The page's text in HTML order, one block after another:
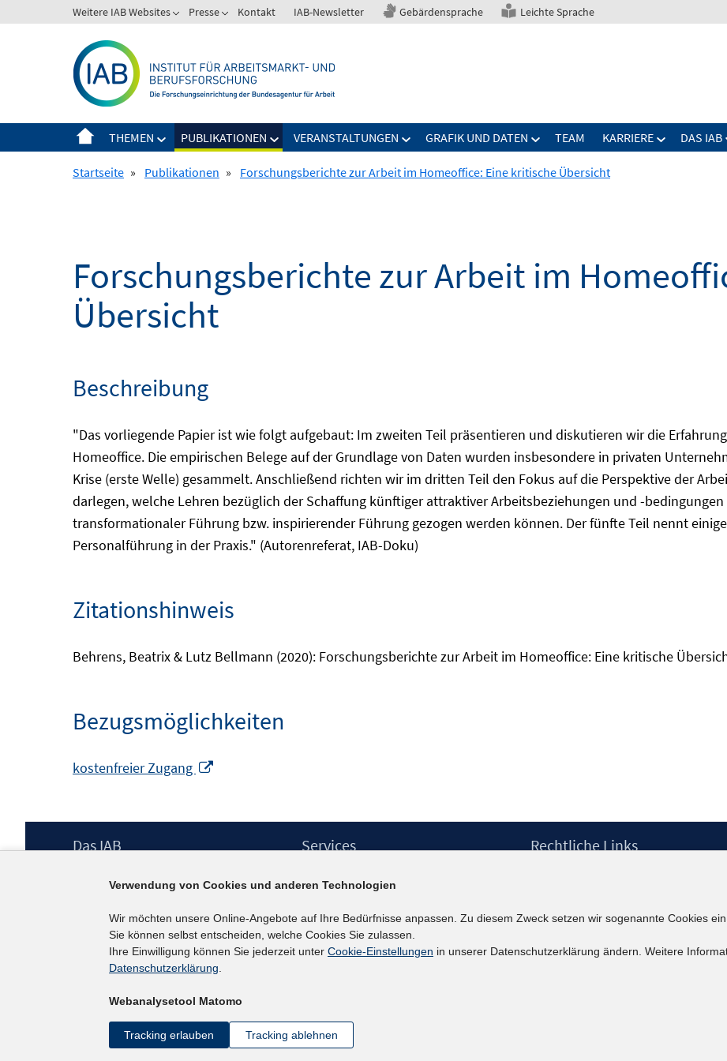
zum
Weitere IAB Websites Presse Kontakt IAB-Newsletter Gebärdensprache Leichte Sprache
THEMEN PUBLIKATIONEN VERANSTALTUNGEN GRAFIK UND DATEN TEAM KARRIERE DAS IAB
Startseite » Publikationen » Forschungsberichte zur Arbeit im Homeoffice: Eine kritische Übersicht
Forschungsberichte zur Arbeit im
Übersicht
Beschreibung
"Das vorliegende Papier ist wie folgt aufgebaut: Im zweiten Teil präsentieren und diskutieren wir die
Homeoffice. Die empirischen Belege auf der Grundlage von Daten wurden insbesondere in privaten
Krise (erste Welle) gesammelt. Anschließend richten wir im dritten Teil den Fokus auf die Perspektive der
darlegen, welche Lehren bezüglich der Schaffung künftiger attraktiver Arbeitsbeziehungen und -
transformationaler Führung bzw. inspirierender Führung gezogen werden können. Der fünfte Teil nennt
Personalführung in der Praxis." (Autorenreferat, IAB-Doku)
Zitationshinweis
Behrens, Beatrix & Lutz Bellmann (2020): Forschungsberichte zur Arbeit im Homeoffice: Eine kritische
Bezugsmöglichkeiten
kostenfreier Zugang
Footer
Das IAB
Berufsforschung (IAB) – unser Leitbild
Institutsleitung
Graduiertenprogramm
Befragungen
Projekte
Services
IAB-Newsletter
Kontakt
Rechtliche Links
Erklärung zur Barrierefreiheit
Verwendung von Cookies und anderen Technologien
Wir möchten unsere Online-Angebote auf Ihre Bedürfnisse anpassen. Zu diesem Zweck setzen wir sogenannte Cookies
Sie können selbst entscheiden, welche Cookies Sie zulassen.
Ihre Einwilligung können Sie jederzeit unter Cookie-Einstellungen in unserer Datenschutzerklärung ändern. Weitere
Datenschutzerklärung.
Webanalysetool Matomo
Tracking erlauben Tracking ablehnen